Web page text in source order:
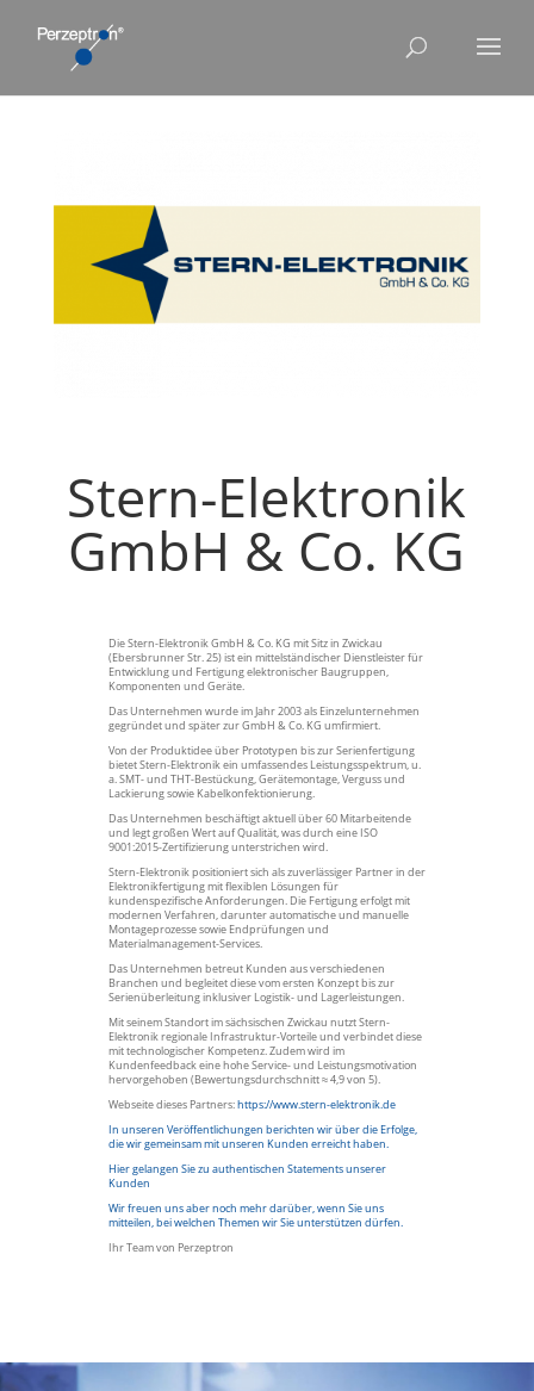
Stern-Elektronik
GmbH & Co. KG
Die Stern-Elektronik GmbH & Co. KG mit Sitz in Zwickau
(Ebersbrunner Str. 25) ist ein mittelständischer Dienstleister für
Entwicklung und Fertigung elektronischer Baugruppen,
Komponenten und Geräte.
Das Unternehmen wurde im Jahr 2003 als Einzelunternehmen
gegründet und später zur GmbH & Co. KG umfirmiert.
Von der Produktidee über Prototypen bis zur Serienfertigung
bietet Stern-Elektronik ein umfassendes Leistungsspektrum, u.
a. SMT- und THT-Bestückung, Gerätemontage, Verguss und
Lackierung sowie Kabelkonfektionierung.
Das Unternehmen beschäftigt aktuell über 60 Mitarbeitende
und legt großen Wert auf Qualität, was durch eine ISO
9001:2015-Zertifizierung unterstrichen wird.
Stern-Elektronik positioniert sich als zuverlässiger Partner in der
Elektronikfertigung mit flexiblen Lösungen für
kundenspezifische Anforderungen. Die Fertigung erfolgt mit
modernen Verfahren, darunter automatische und manuelle
Montageprozesse sowie Endprüfungen und
Materialmanagement-Services.
Das Unternehmen betreut Kunden aus verschiedenen
Branchen und begleitet diese vom ersten Konzept bis zur
Serienüberleitung inklusiver Logistik- und Lagerleistungen.
Mit seinem Standort im sächsischen Zwickau nutzt Stern-
Elektronik regionale Infrastruktur-Vorteile und verbindet diese
mit technologischer Kompetenz. Zudem wird im
Kundenfeedback eine hohe Service- und Leistungsmotivation
hervorgehoben (Bewertungsdurchschnitt ≈ 4,9 von 5).
Webseite dieses Partners:https://www.stern-elektronik.de
In unseren Veröffentlichungen berichten wir über die Erfolge,
die wir gemeinsam mit unseren Kunden erreicht haben.
Hier gelangen Sie zu authentischen Statements unserer
Kunden
Wir freuen uns aber noch mehr darüber, wenn Sie uns
mitteilen, bei welchen Themen wir Sie unterstützen dürfen.
Ihr Team von Perzeptron